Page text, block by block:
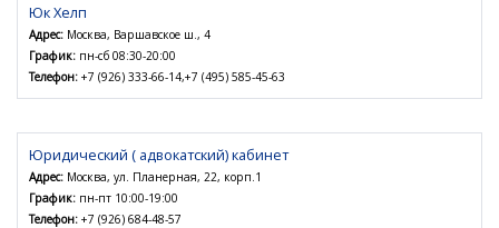
Юк Хелп
Адрес: Москва, Варшавское ш., 4
График: пн-сб 08:30-20:00
Телефон: +7 (926) 333-66-14,+7 (495) 585-45-63
Юридический ( адвокатский) кабинет
Адрес: Москва, ул. Планерная, 22, корп.1
График: пн-пт 10:00-19:00
Телефон: +7 (926) 684-48-57